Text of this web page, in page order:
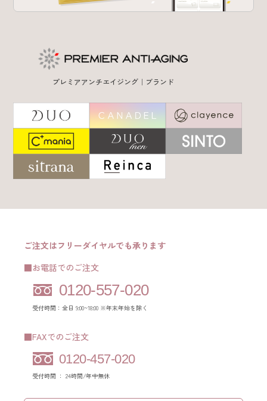
プレミアアンチエイジング｜ブランド
ご注文はフリーダイヤルでも承ります
■お電話でのご注文
0120-557-020
受付時間：全日 9:00~18:00 ※年末年始を除く
■FAXでのご注文
0120-457-020
受付時間 ： 24時間/年中無休